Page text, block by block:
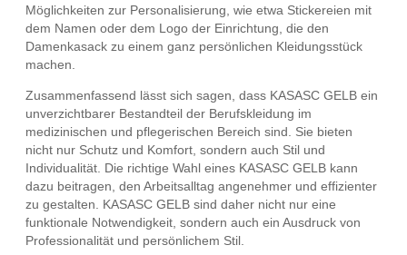
Möglichkeiten zur Personalisierung, wie etwa Stickereien mit
dem Namen oder dem Logo der Einrichtung, die den
Damenkasack zu einem ganz persönlichen Kleidungsstück
machen.
Zusammenfassend lässt sich sagen, dass KASASC GELB ein
unverzichtbarer Bestandteil der Berufskleidung im
medizinischen und pflegerischen Bereich sind. Sie bieten
nicht nur Schutz und Komfort, sondern auch Stil und
Individualität. Die richtige Wahl eines KASASC GELB kann
dazu beitragen, den Arbeitsalltag angenehmer und effizienter
zu gestalten. KASASC GELB sind daher nicht nur eine
funktionale Notwendigkeit, sondern auch ein Ausdruck von
Professionalität und persönlichem Stil.